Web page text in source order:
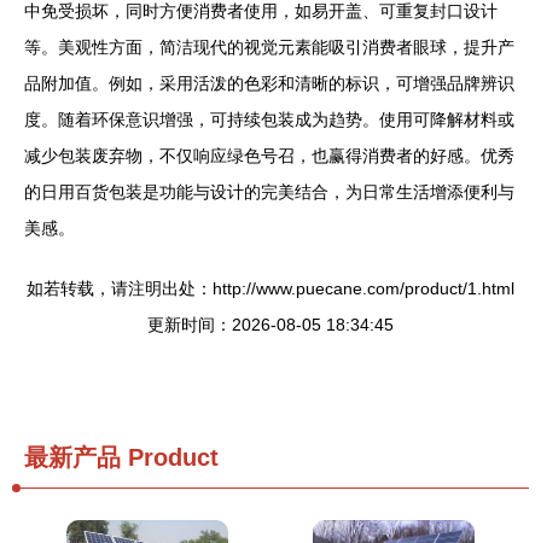
中免受损坏，同时方便消费者使用，如易开盖、可重复封口设计
等。美观性方面，简洁现代的视觉元素能吸引消费者眼球，提升产
品附加值。例如，采用活泼的色彩和清晰的标识，可增强品牌辨识
度。随着环保意识增强，可持续包装成为趋势。使用可降解材料或
减少包装废弃物，不仅响应绿色号召，也赢得消费者的好感。优秀
的日用百货包装是功能与设计的完美结合，为日常生活增添便利与
美感。
如若转载，请注明出处：http://www.puecane.com/product/1.html
更新时间：2026-08-05 18:34:45
最新产品 Product